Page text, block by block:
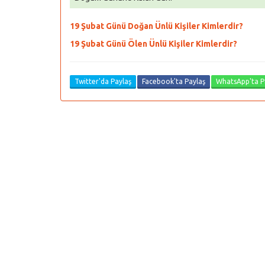
19 Şubat Günü Doğan Ünlü Kişiler Kimlerdir?
19 Şubat Günü Ölen Ünlü Kişiler Kimlerdir?
Twitter'da Paylaş Facebook'ta Paylaş WhatsApp'ta